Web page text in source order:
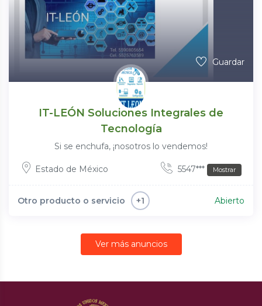
Guardar
IT-LEÓN Soluciones Integrales de
Tecnología
Si se enchufa, ¡nosotros lo vendemos!
Estado de México 5547*** Mostrar
Otro producto o servicio +1 Abierto
Ver más anuncios